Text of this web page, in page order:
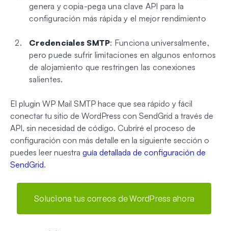
genera y copia-pega una clave API para la
configuración más rápida y el mejor rendimiento
Credenciales SMTP: Funciona universalmente,
pero puede sufrir limitaciones en algunos entornos
de alojamiento que restringen las conexiones
salientes.
El plugin WP Mail SMTP hace que sea rápido y fácil
conectar tu sitio de WordPress con SendGrid a través de
API, sin necesidad de código. Cubriré el proceso de
configuración con más detalle en la siguiente sección o
puedes leer nuestra guía detallada de configuración de
SendGrid.
Soluciona tus correos de WordPress ahora